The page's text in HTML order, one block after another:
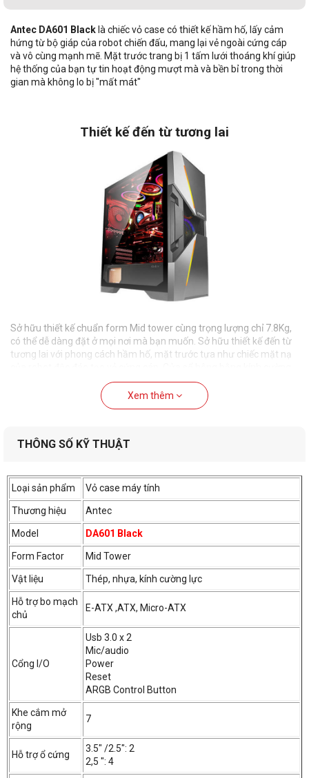
Antec DA601 Black là chiếc vỏ case có thiết kế hầm hố, lấy cảm
hứng từ bộ giáp của robot chiến đấu, mang lại vẻ ngoài cứng cáp
và vô cùng mạnh mẽ. Mặt trước trang bị 1 tấm lưới thoáng khí giúp
hệ thống của bạn tự tin hoạt động mượt mà và bền bỉ trong thời
gian mà không lo bị "mất mát"
Thiết kế đến từ tương lai
Sở hữu thiết kế chuẩn form Mid tower cùng trọng lượng chỉ 7.8Kg,
có thể dễ dàng đặt ở mọi nơi mà bạn muốn. Sở hữu thiết kế đến từ
tương lai với phong cách hầm hố, mặt trước tựa như chiếc mặt nạ
lực cao cấp giúp phô diễn những linh kiện tuyệt đẹp bên trong
của bạn.
Không gian lắp đặt rộng rãi
DA601 Black sở hữu không gian phía trong rộng rãi cho phép bạn
tùy ý lắp đặt nhiều loại linh kiện khác nhau. Hỗ trợ đa dạng
chủ
với đa số kích cỡ, có thể lắp ráp lên đến 9
ổSSD và 3 ổ .
Nắp che nguồn tinh tế
Xem thêm
THÔNG SỐ KỸ THUẬT
Loại sản phẩm Vỏ case máy tính
Thương hiệu Antec
Model DA601 Black
Form Factor Mid Tower
Vật liệu Thép, nhựa, kính cường lực
Hỗ trợ bo mạch
chủ
E-ATX ,ATX, Micro-ATX
Cổng I/O
Usb 3.0 x 2
Mic/audio
Power
Reset
ARGB Control Button
Khe cắm mở
rộng
7
Hỗ trợ ổ cứng
3.5" /2.5": 2
2,5 ": 4